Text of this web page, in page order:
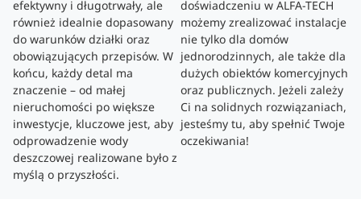
efektywny i długotrwały, ale
również idealnie dopasowany
do warunków działki oraz
obowiązujących przepisów. W
końcu, każdy detal ma
znaczenie – od małej
nieruchomości po większe
inwestycje, kluczowe jest, aby
odprowadzenie wody
deszczowej realizowane było z
myślą o przyszłości.
doświadczeniu w ALFA-TECH
możemy zrealizować instalacje
nie tylko dla domów
jednorodzinnych, ale także dla
dużych obiektów komercyjnych
oraz publicznych. Jeżeli zależy
Ci na solidnych rozwiązaniach,
jesteśmy tu, aby spełnić Twoje
oczekiwania!